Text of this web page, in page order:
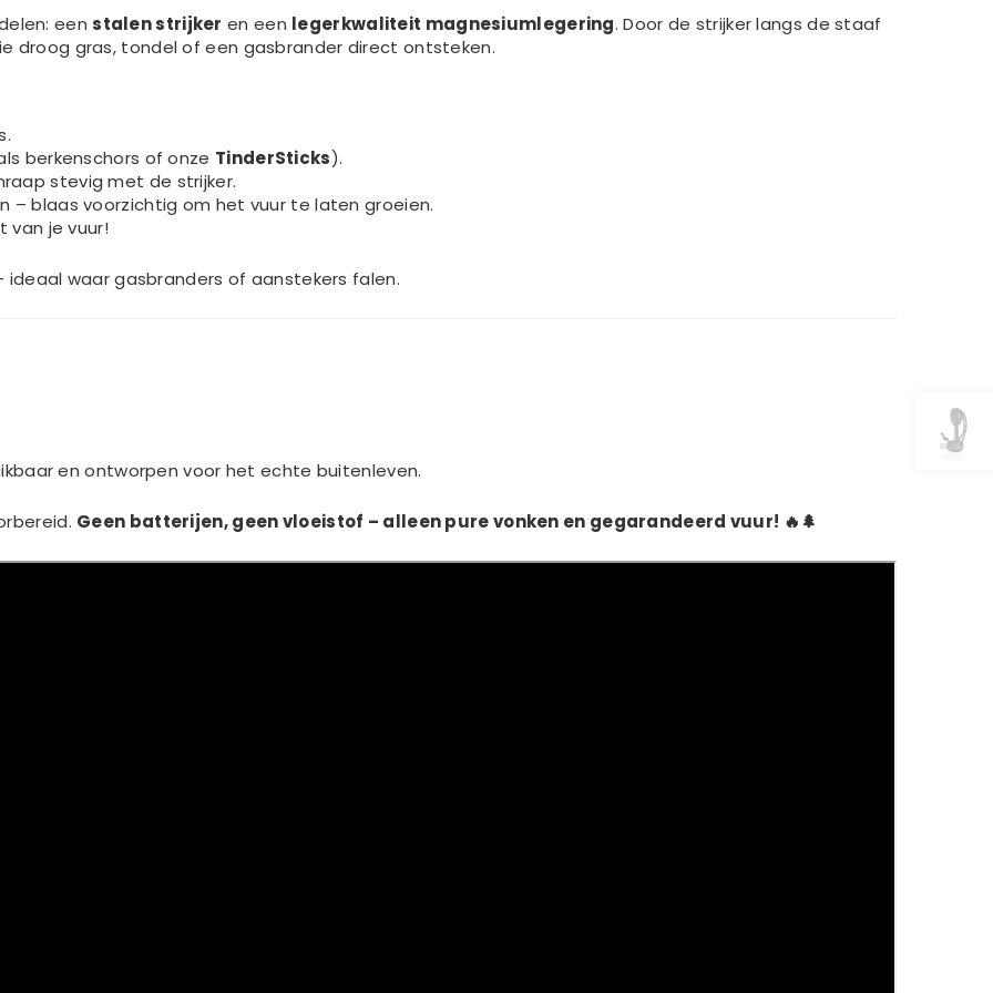
eenstalen strijker en een legerkwaliteit magnesiumlegering. Door de strijker langs de staaf
droog gras, tondel of een gasbrander direct ontsteken.
berkenschors of onze TinderSticks).
stevig met de strijker.
– blaas voorzichtig om het vuur te laten groeien.
van je vuur!
ideaal waar gasbranders of aanstekers falen.
en ontworpen voor het echte buitenleven.
Geen batterijen, geen vloeistof – alleen pure vonken en gegarandeerd vuur! 🔥🌲